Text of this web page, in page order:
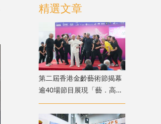
精選文章
第二屆香港金齡藝術節揭幕
逾40場節目展現「藝．高齡
膽大」生命力